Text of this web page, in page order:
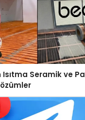
Isıtma Seramik ve